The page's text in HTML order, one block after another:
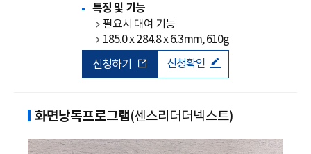
특징 및 기능
필요시 대여 기능
185.0 x 284.8 x 6.3mm, 610g
신청하기
신청확인
화면낭독프로그램(센스리더더넥스트)